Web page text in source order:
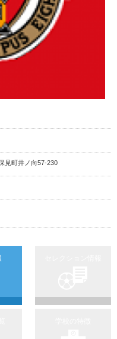
見町井ノ向57-230